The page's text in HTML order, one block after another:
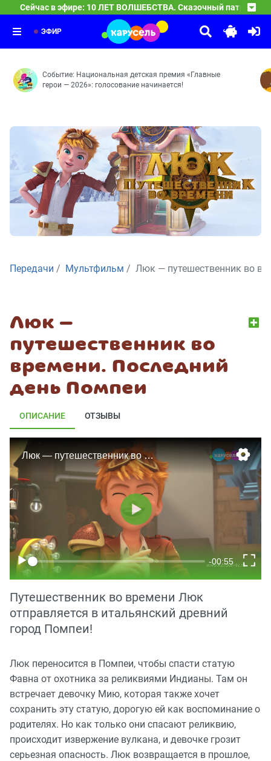
Сейчас в эфире: 10 ЛЕТ ВОЛШЕБСТВА. Сказочный патруль
04:00
10 ЛЕТ ВОЛШЕБСТВА. Сказочный патруль
Часовых дел мастерица — Доспехи богатыря — Баю-
ЭФИР
Событие: Национальная детская премия «Главные
герои — 2026»: голосование начинается!
Передачи Мультфильм Люк — путешественник во
Люк —
путешественник во
времени. Последний
день Помпеи
ОПИСАНИЕ ОТЗЫВЫ
Путешественник во времени Люк
отправляется в итальянский древний
город Помпеи!
Люк переносится в Помпеи, чтобы спасти статую
Фавна от охотника за реликвиями Индианы. Там он
встречает девочку Мию, которая также хочет
сохранить эту статую, дорогую ей как воспоминание о
родителях. Но как только они спасают реликвию,
происходит извержение вулкана, и девочке грозит
серьезная опасность. Люк возвращается в прошлое,